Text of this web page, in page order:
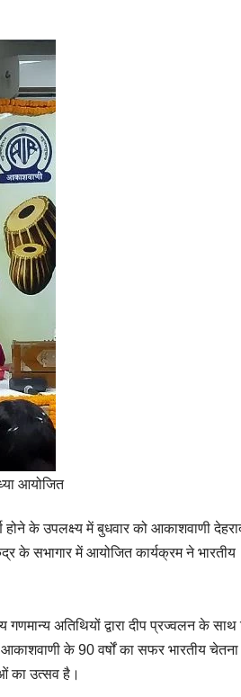
आयोजित
के उपलक्ष्य में बुधवार को आकाशवाणी
के सभागार में आयोजित कार्यक्रम ने भारतीय
अतिथियों द्वारा दीप प्रज्वलन के साथ
के 90 वर्षों का सफर भारतीय चेतना
का उत्सव है।